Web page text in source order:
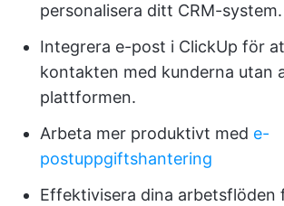
personalisera ditt CRM-system.
Integrera e-post i ClickUp för
kontakten med kunderna utan
plattformen.
Arbeta mer produktivt med e-
postuppgiftshantering
Effektivisera dina arbetsflöden